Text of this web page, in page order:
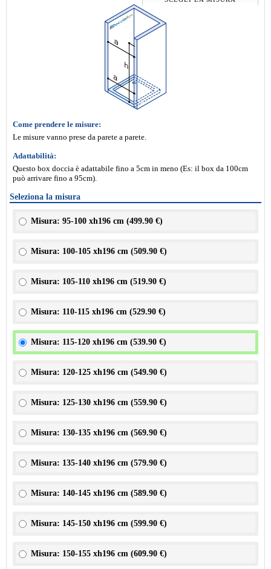
Come prendere le misure:
Le misure vanno prese da parete a parete.
Adattabilità:
Questo box doccia è adattabile fino a 5cm in meno (Es: il box da 100cm
può arrivare fino a 95cm).
Seleziona la misura
Misura: 95-100 xh196 cm (499.90 €)
Misura: 100-105 xh196 cm (509.90 €)
Misura: 105-110 xh196 cm (519.90 €)
Misura: 110-115 xh196 cm (529.90 €)
Misura: 115-120 xh196 cm (539.90 €)
Misura: 120-125 xh196 cm (549.90 €)
Misura: 125-130 xh196 cm (559.90 €)
Misura: 130-135 xh196 cm (569.90 €)
Misura: 135-140 xh196 cm (579.90 €)
Misura: 140-145 xh196 cm (589.90 €)
Misura: 145-150 xh196 cm (599.90 €)
Misura: 150-155 xh196 cm (609.90 €)